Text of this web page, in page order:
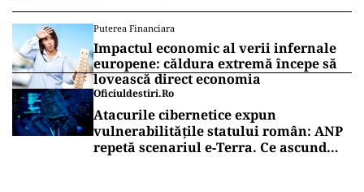
Puterea Financiara
Impactul economic al verii infernale
europene: căldura extremă începe să
lovească direct economia
Oficiuldestiri.ro
Atacurile cibernetice expun
vulnerabilitățile statului român: ANP
repetă scenariul e‑Terra. Ce ascund